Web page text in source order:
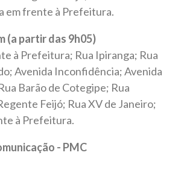
em frente à Prefeitura.
(a partir das 9h05)
à Prefeitura; Rua Ipiranga; Rua
Avenida Inconfidência; Avenida
Barão de Cotegipe; Rua
Feijó; Rua XV de Janeiro;
à Prefeitura.
- PMC